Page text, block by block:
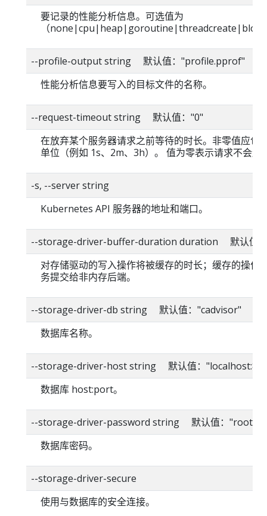
要记录的性能分析信息。可选值为
（
--profile-output string 默认值："profile.pprof"
性能分析信息要写入的目标文件的名称。
--request-timeout string 默认值："0"
在放弃某个服务器请求之前等待的时长。非零值应包
单位（例如 1s、2m、3h）。 值为零表示请求不会超
-s, --server string
Kubernetes API 服务器的地址和端口。
--storage-driver-buffer-duration duration 默认值
对存储驱动的写入操作将被缓存的时长；缓存的操作
务提交给非内存后端。
--storage-driver-db string 默认值："cadvisor"
数据库名称。
--storage-driver-host string 默认值：
数据库 host:port。
--storage-driver-password string 默认值："root"
数据库密码。
--storage-driver-secure
使用与数据库的安全连接。